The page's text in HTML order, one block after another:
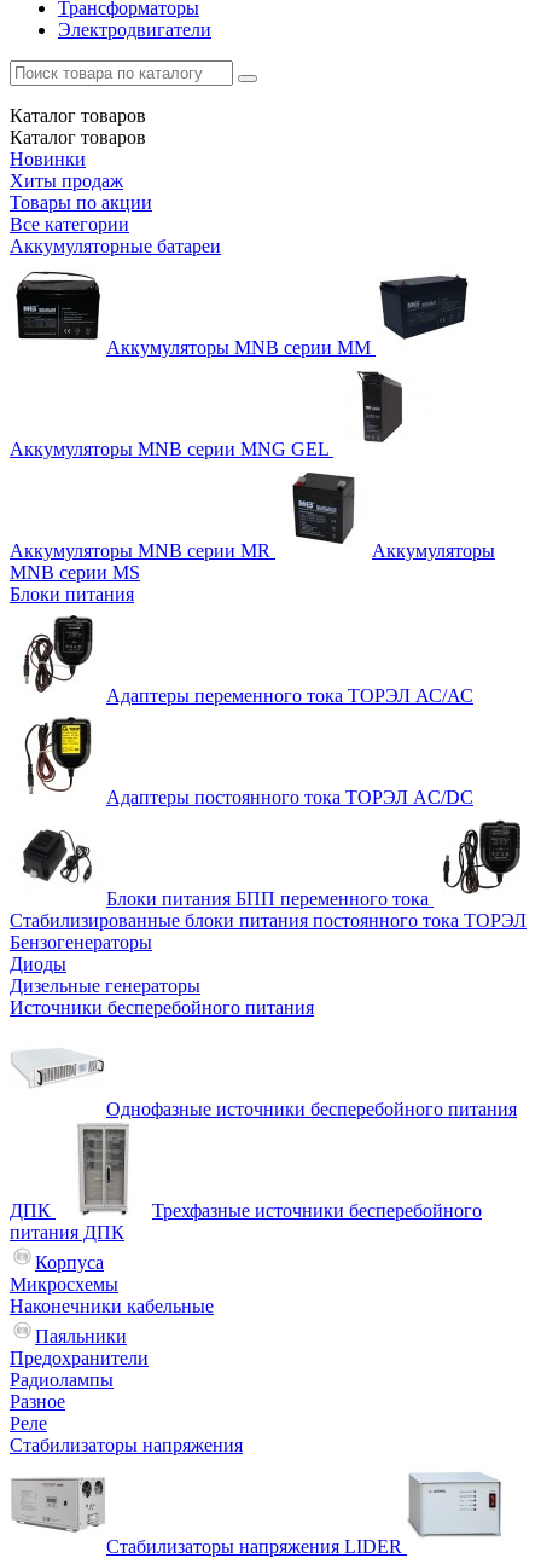
Трансформаторы
Электродвигатели
Каталог товаров
Каталог товаров
Новинки
Хиты продаж
Товары по акции
Все категории
Аккумуляторные батареи
Аккумуляторы MNB серии MM
Аккумуляторы MNB серии MNG GEL
Аккумуляторы MNB серии MR
Аккумуляторы
MNB серии MS
Блоки питания
Адаптеры переменного тока ТОРЭЛ АС/АС
Адаптеры постоянного тока ТОРЭЛ AC/DC
Блоки питания БПП переменного тока
Стабилизированные блоки питания постоянного тока ТОРЭЛ
Бензогенераторы
Диоды
Дизельные генераторы
Источники бесперебойного питания
Однофазные источники бесперебойного питания
ДПК
Трехфазные источники бесперебойного
питания ДПК
Корпуса
Микросхемы
Наконечники кабельные
Паяльники
Предохранители
Радиолампы
Разное
Реле
Стабилизаторы напряжения
Стабилизаторы напряжения LIDER